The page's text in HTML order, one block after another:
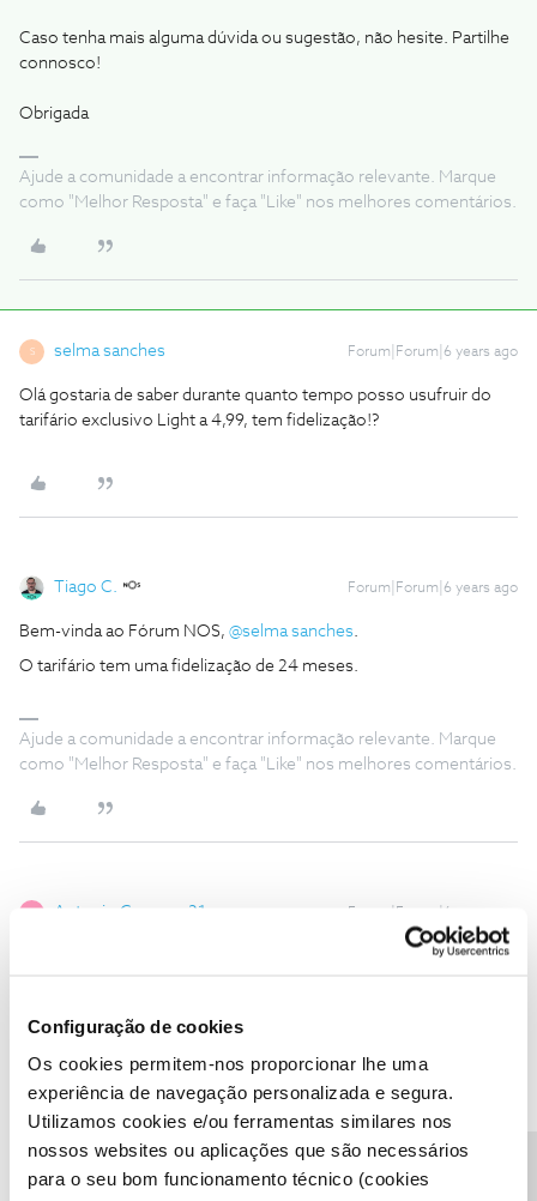
Configuração de cookies
Os cookies permitem-nos proporcionar lhe uma
experiência de navegação personalizada e segura.
Utilizamos cookies e/ou ferramentas similares nos
nossos websites ou aplicações que são necessários
para o seu bom funcionamento técnico (cookies
Caso tenha mais alguma dúvida ou sugestão, não hesite. Partilhe
connosco!
Obrigada
Ajude a comunidade a encontrar informação relevante. Marque
como "Melhor Resposta" e faça "Like" nos melhores comentários.
S selma sanches Forum|Forum|6 years ago
Olá gostaria de saber durante quanto tempo posso usufruir do
tarifário exclusivo Light a 4,99, tem fidelização!?
Tiago C. Forum|Forum|6 years ago
Bem-vinda ao Fórum NOS, @selma sanches.
O tarifário tem uma fidelização de 24 meses.
Ajude a comunidade a encontrar informação relevante. Marque
como "Melhor Resposta" e faça "Like" nos melhores comentários.
Antonio Campos 21 Forum|Forum|6 years ago
Boa noite, gostaria de saber quantos minutos estao incluidos no
Jose Rodrigues Forum|Forum|6 years ago
Boa noite, gostaria de saber quantos minutos estao incluidos no